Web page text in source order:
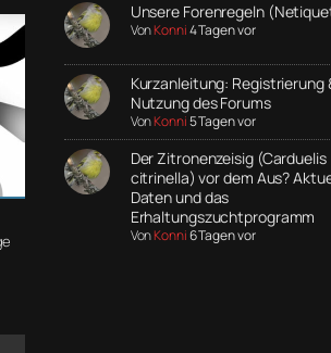
Unsere Forenregeln
VonKonni4 Tagen vor
Kurzanleitung: Registrierung
Nutzung des Forums
VonKonni5 Tagen vor
Der Zitronenzeisig (Carduelis
citrinella) vor dem Aus?
Daten und das
Erhaltungszuchtprogramm
VonKonni6 Tagen vor